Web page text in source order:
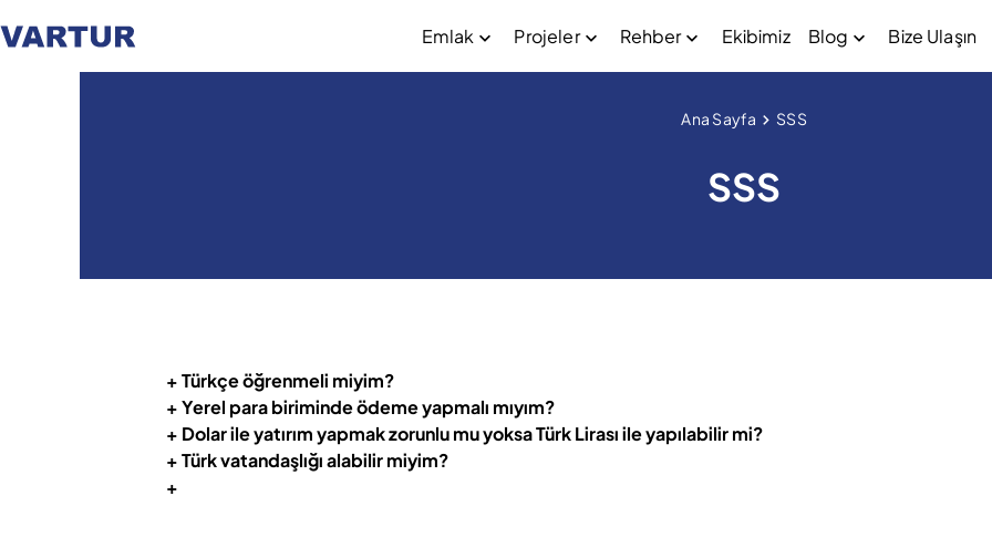
Emlak Projeler Rehber Ekibimiz Blog Bize Ulaşın
Ana Sayfa SSS
SSS
+ Türkçe öğrenmeli miyim?
+ Yerel para biriminde ödeme yapmalı mıyım?
+ Dolar ile yatırım yapmak zorunlu mu yoksa Türk Lirası ile yapılabilir mi?
+ Türk vatandaşlığı alabilir miyim?
+